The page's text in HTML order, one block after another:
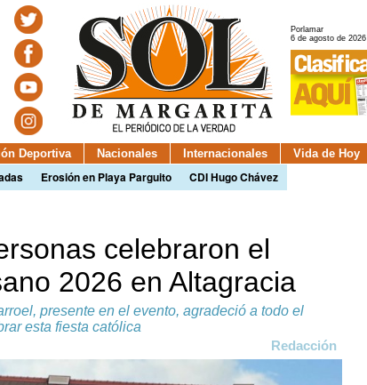
Porlamar
6 de agosto de 2026
Deportiva Nacionales Internacionales Vida de Hoy
Erosión en Playa Parguito CDI Hugo Chávez
celebraron el
2026 en Altagracia
presente en el evento, agradeció a todo el
esta fiesta católica
Redacción